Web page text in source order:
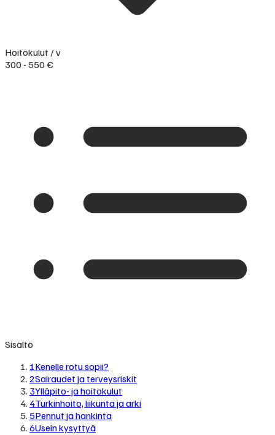
Hoitokulut / v
300 - 550 €
Sisältö
1Kenelle rotu sopii?
2Sairaudet ja terveysriskit
3Ylläpito- ja hoitokulut
4Turkinhoito, liikunta ja arki
5Pennut ja hankinta
6Usein kysyttyä